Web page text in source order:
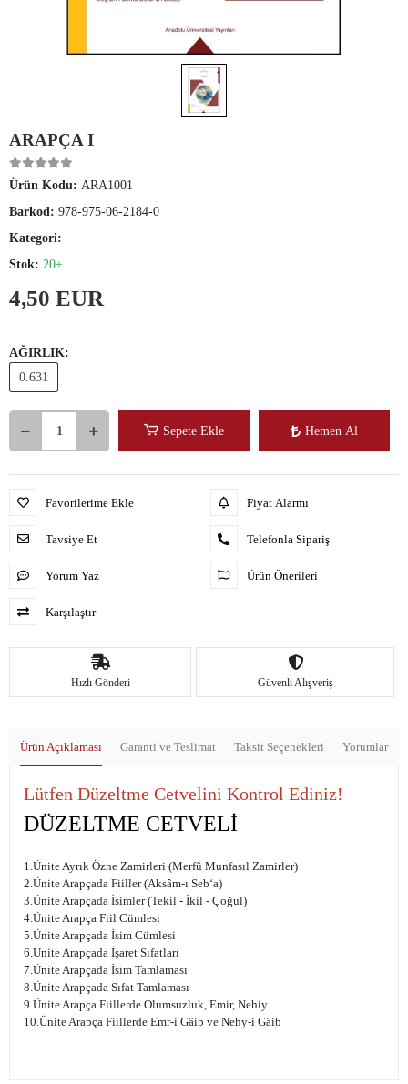
ARAPÇA I
Ürün Kodu: ARA1001
Barkod: 978-975-06-2184-0
Kategori:
Stok: 20+
4,50 EUR
AĞIRLIK:
0.631
Sepete Ekle Hemen Al
Favorilerime Ekle
Tavsiye Et
Yorum Yaz
Karşılaştır
Fiyat Alarmı
Telefonla Sipariş
Ürün Önerileri
Hızlı Gönderi Güvenli Alışveriş
Ürün Açıklaması Garanti ve Teslimat Taksit Seçenekleri Yorumlar
Lütfen Düzeltme Cetvelini Kontrol Ediniz!
DÜZELTME CETVELİ
1.Ünite Ayrık Özne Zamirleri (Merfû Munfasıl Zamirler)
2.Ünite Arapçada Fiiller (Aksâm-ı Seb‘a)
3.Ünite Arapçada İsimler (Tekil - İkil - Çoğul)
4.Ünite Arapça Fiil Cümlesi
5.Ünite Arapçada İsim Cümlesi
6.Ünite Arapçada İşaret Sıfatları
7.Ünite Arapçada İsim Tamlaması
8.Ünite Arapçada Sıfat Tamlaması
9.Ünite Arapça Fiillerde Olumsuzluk, Emir, Nehiy
10.Ünite Arapça Fiillerde Emr-i Gâib ve Nehy-i Gâib